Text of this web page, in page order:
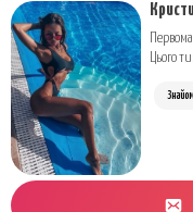
Цього